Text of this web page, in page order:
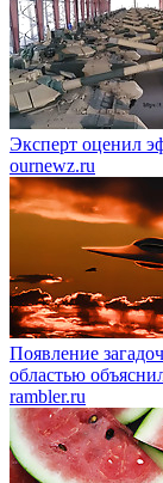
Эксперт оценил
ournewz.ru
Появление
областью
rambler.ru